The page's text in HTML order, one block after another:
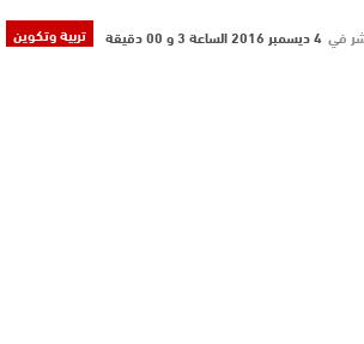
تربية وتكوين في 4 ديسمبر 2016 الساعة 3 و 00 دقيقة